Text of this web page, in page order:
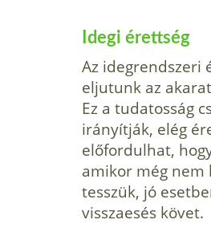
Idegi érettség
Az idegrendszeri
eljutunk az
Ez a tudatosság
irányítják, elég
előfordulhat,
amikor még nem
tesszük, jó
visszaesés követ.